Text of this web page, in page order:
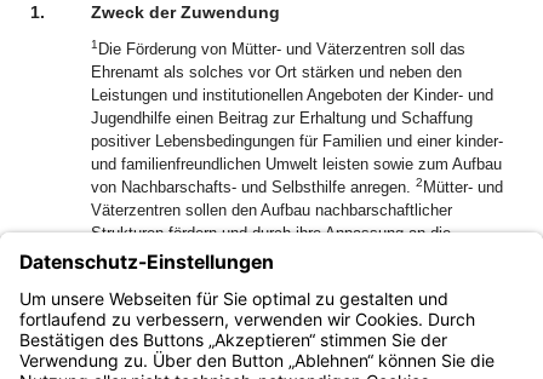
1. Zweck der Zuwendung
1 Die Förderung von Mütter- und Väterzentren soll das
Ehrenamt als solches vor Ort stärken und neben den
Leistungen und institutionellen Angeboten der Kinder- und
Jugendhilfe einen Beitrag zur Erhaltung und Schaffung
positiver Lebensbedingungen für Familien und einer kinder-
und familienfreundlichen Umwelt leisten sowie zum Aufbau
von Nachbarschafts- und Selbsthilfe anregen. 2 Mütter- und
Väterzentren sollen den Aufbau nachbarschaftlicher
Strukturen fördern und durch ihre Anpassung an die
Bedürfnisse und tatsächliche Lebenswelt von Eltern und
Kindern, insbesondere auch an deren Zeitrhythmus, die
gleichberechtigte Teilnahme der Familien am
gesellschaftlichen Leben ermöglichen.